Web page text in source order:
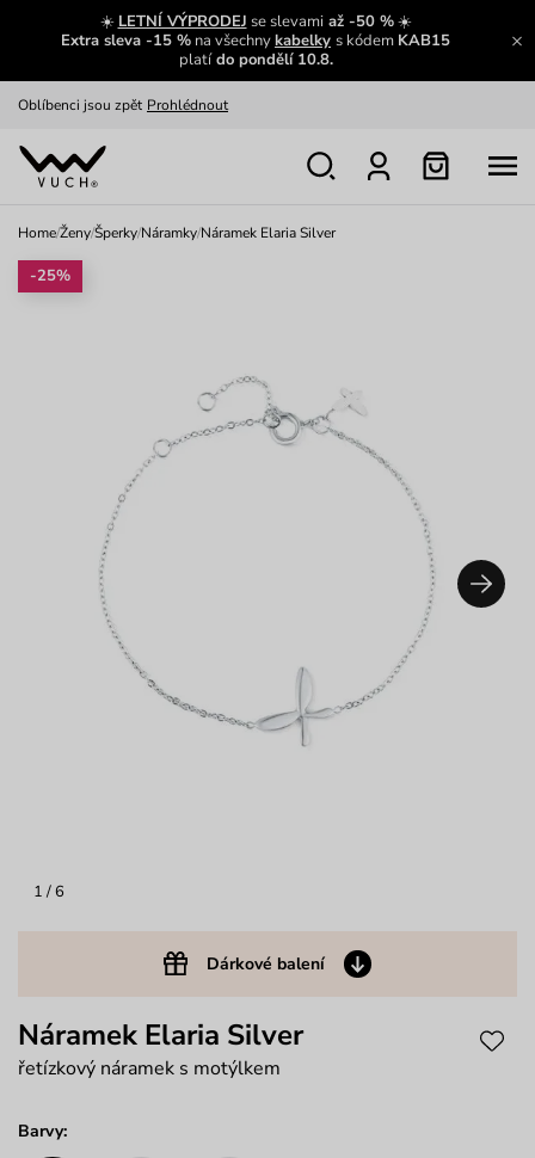
☀️ LETNÍ VÝPRODEJ se slevamiaž -50 %☀️
Extra sleva -15 % na všechnykabelky s kódem KAB15
platído pondělí 10.8.
Zajímavosti ze světa Vuch:
Zobrazit
Oblíbenci jsou zpět Prohlédnout
Nech se inspirovat
Home/Ženy/Šperky/Náramky/Náramek Elaria Silver
1 / 6
Dárkové balení
-25%
Náramek Elaria Silver
řetízkový náramek s motýlkem
Barvy: